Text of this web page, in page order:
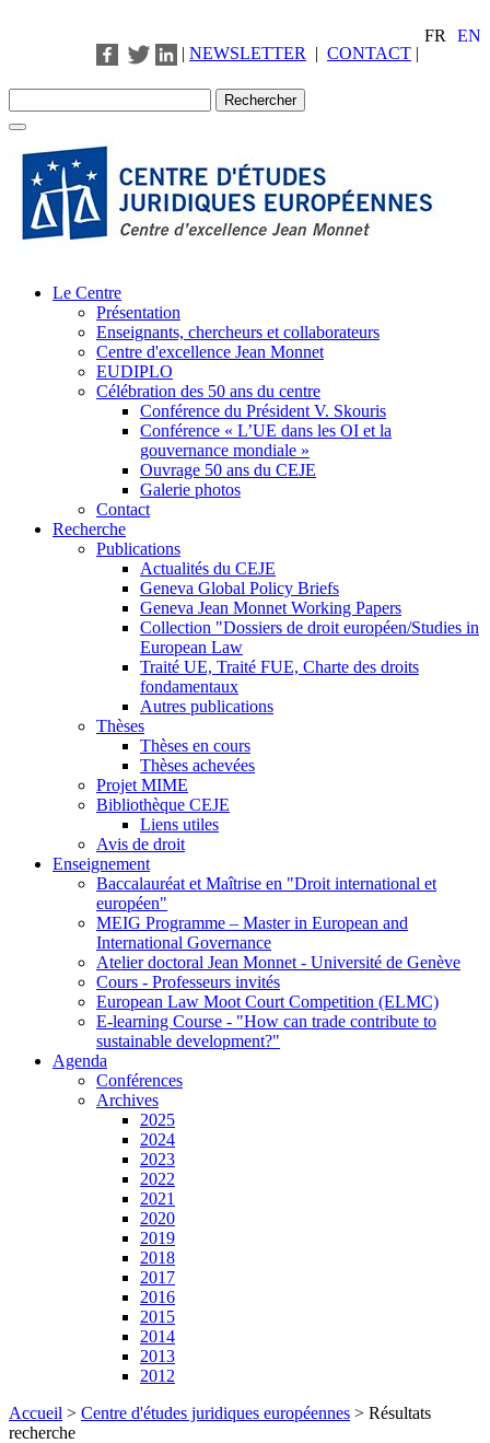
FR
EN
| NEWSLETTER | CONTACT |
Le Centre
Présentation
Enseignants, chercheurs et collaborateurs
Centre d'excellence Jean Monnet
EUDIPLO
Célébration des 50 ans du centre
Conférence du Président V. Skouris
Conférence « L’UE dans les OI et la
gouvernance mondiale »
Ouvrage 50 ans du CEJE
Galerie photos
Contact
Recherche
Publications
Actualités du CEJE
Geneva Global Policy Briefs
Geneva Jean Monnet Working Papers
Collection "Dossiers de droit européen/Studies in
European Law
Traité UE, Traité FUE, Charte des droits
fondamentaux
Autres publications
Thèses
Thèses en cours
Thèses achevées
Projet MIME
Bibliothèque CEJE
Liens utiles
Avis de droit
Enseignement
Baccalauréat et Maîtrise en "Droit international et
européen"
MEIG Programme – Master in European and
International Governance
Atelier doctoral Jean Monnet - Université de Genève
Cours - Professeurs invités
European Law Moot Court Competition (ELMC)
E-learning Course - "How can trade contribute to
sustainable development?"
Agenda
Conférences
Archives
2025
2024
2023
2022
2021
2020
2019
2018
2017
2016
2015
2014
2013
2012
Accueil > Centre d'études juridiques européennes > Résultats
recherche